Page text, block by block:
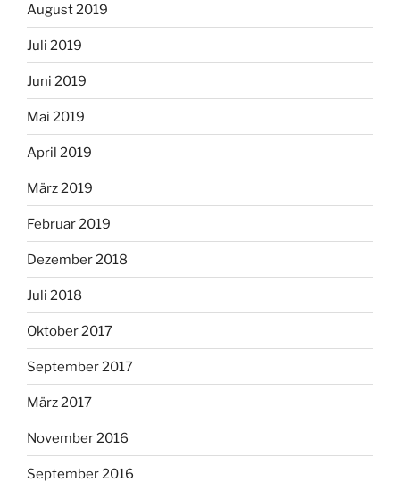
August 2019
Juli 2019
Juni 2019
Mai 2019
April 2019
März 2019
Februar 2019
Dezember 2018
Juli 2018
Oktober 2017
September 2017
März 2017
November 2016
September 2016